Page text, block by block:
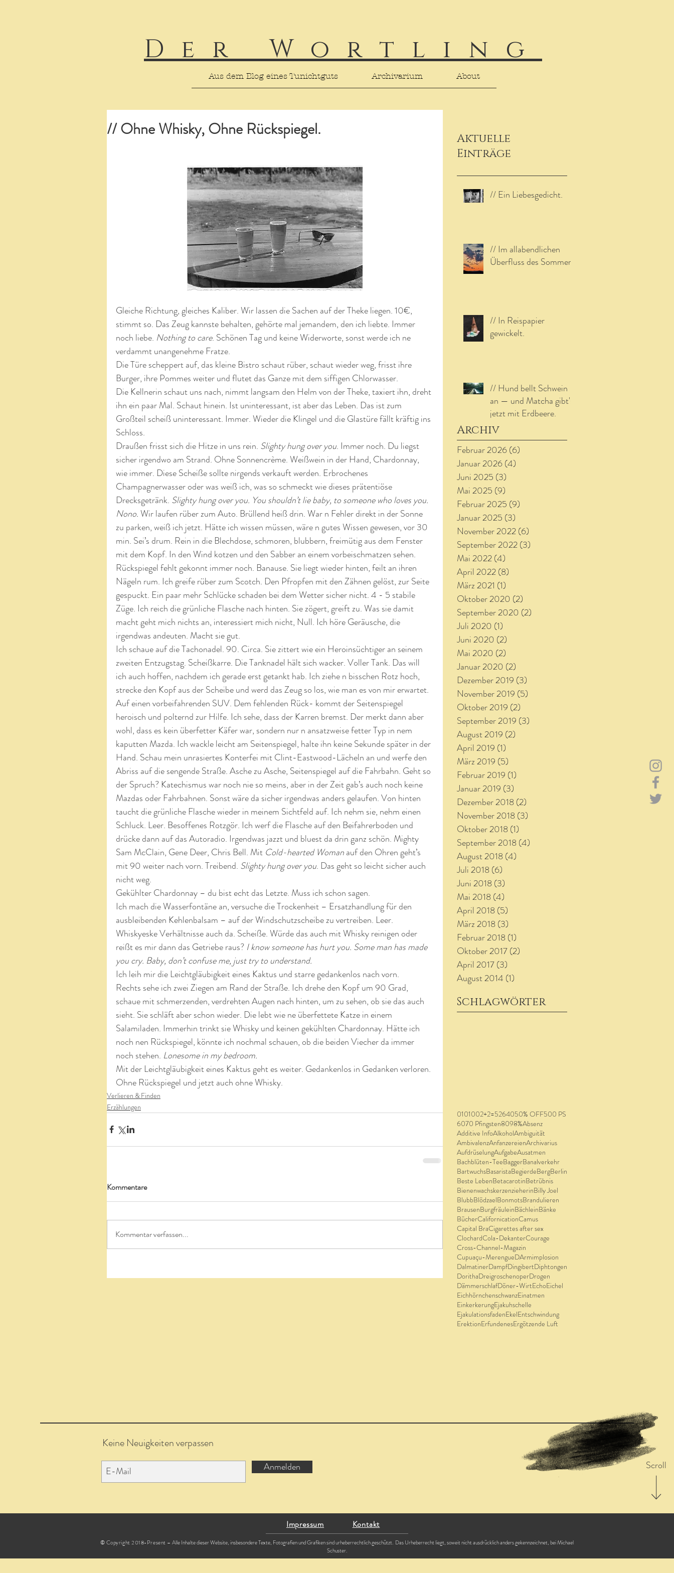
Der Wortling
// Ohne Whisky, Ohne Rückspiegel.
Gleiche Richtung, gleiches Kaliber. Wir lassen die Sachen auf der Theke liegen. 10€,
stimmt so. Das Zeug kannste behalten, gehörte mal jemandem, den ich liebte. Immer
noch liebe. Nothing to care. Schönen Tag und keine Widerworte, sonst werde ich ne
verdammt unangenehme Fratze.
Die Türe scheppert auf, das kleine Bistro schaut rüber, schaut wieder weg, frisst ihre
Burger, ihre Pommes weiter und flutet das Ganze mit dem siffigen Chlorwasser.
Die Kellnerin schaut uns nach, nimmt langsam den Helm von der Theke, taxiert ihn, dreht
ihn ein paar Mal. Schaut hinein. Ist uninteressant, ist aber das Leben. Das ist zum
Großteil scheiß uninteressant. Immer. Wieder die Klingel und die Glastüre fällt kräftig ins
Schloss.
Draußen frisst sich die Hitze in uns rein. Slighty hung over you. Immer noch. Du liegst
sicher irgendwo am Strand. Ohne Sonnencrème. Weißwein in der Hand, Chardonnay,
wie immer. Diese Scheiße sollte nirgends verkauft werden. Erbrochenes
Champagnerwasser oder was weiß ich, was so schmeckt wie dieses prätentiöse
Drecksgetränk. Slighty hung over you. You shouldn’t lie baby, to someone who loves you.
Nono. Wir laufen rüber zum Auto. Brüllend heiß drin. War n Fehler direkt in der Sonne
zu parken, weiß ich jetzt. Hätte ich wissen müssen, wäre n gutes Wissen gewesen, vor 30
min. Sei’s drum. Rein in die Blechdose, schmoren, blubbern, freimütig aus dem Fenster
mit dem Kopf. In den Wind kotzen und den Sabber an einem vorbeischmatzen sehen.
Rückspiegel fehlt gekonnt immer noch. Banause. Sie liegt wieder hinten, feilt an ihren
Nägeln rum. Ich greife rüber zum Scotch. Den Pfropfen mit den Zähnen gelöst, zur Seite
gespuckt. Ein paar mehr Schlücke schaden bei dem Wetter sicher nicht. 4 - 5 stabile
Züge. Ich reich die grünliche Flasche nach hinten. Sie zögert, greift zu. Was sie damit
macht geht mich nichts an, interessiert mich nicht, Null. Ich höre Geräusche, die
irgendwas andeuten. Macht sie gut.
Ich schaue auf die Tachonadel. 90. Circa. Sie zittert wie ein Heroinsüchtiger an seinem
zweiten Entzugstag. Scheißkarre. Die Tanknadel hält sich wacker. Voller Tank. Das will
ich auch hoffen, nachdem ich gerade erst getankt hab. Ich ziehe n bisschen Rotz hoch,
strecke den Kopf aus der Scheibe und werd das Zeug so los, wie man es von mir erwartet.
Auf einen vorbeifahrenden SUV. Dem fehlenden Rück- kommt der Seitenspiegel
heroisch und polternd zur Hilfe. Ich sehe, dass der Karren bremst. Der merkt dann aber
wohl, dass es kein überfetter Käfer war, sondern nur n ansatzweise fetter Typ in nem
kaputten Mazda. Ich wackle leicht am Seitenspiegel, halte ihn keine Sekunde später in der
Hand. Schau mein unrasiertes Konterfei mit Clint-Eastwood-Lächeln an und werfe den
Abriss auf die sengende Straße. Asche zu Asche, Seitenspiegel auf die Fahrbahn. Geht so
der Spruch? Katechismus war noch nie so meins, aber in der Zeit gab’s auch noch keine
Mazdas oder Fahrbahnen. Sonst wäre da sicher irgendwas anders gelaufen. Von hinten
taucht die grünliche Flasche wieder in meinem Sichtfeld auf. Ich nehm sie, nehm einen
Schluck. Leer. Besoffenes Rotzgör. Ich werf die Flasche auf den Beifahrerboden und
drücke dann auf das Autoradio. Irgendwas jazzt und bluest da drin ganz schön. Mighty
Sam McClain, Gene Deer, Chris Bell. Mit Cold-hearted Woman auf den Ohren geht’s
mit 90 weiter nach vorn. Treibend. Slighty hung over you. Das geht so leicht sicher auch
nicht weg.
Gekühlter Chardonnay – du bist echt das Letzte. Muss ich schon sagen.
Ich mach die Wasserfontäne an, versuche die Trockenheit – Ersatzhandlung für den
ausbleibenden Kehlenbalsam – auf der Windschutzscheibe zu vertreiben. Leer.
Whiskyeske Verhältnisse auch da. Scheiße. Würde das auch mit Whisky reinigen oder
reißt es mir dann das Getriebe raus? I know someone has hurt you. Some man has made
you cry. Baby, don’t confuse me, just try to understand.
Ich leih mir die Leichtgläubigkeit eines Kaktus und starre gedankenlos nach vorn.
Rechts sehe ich zwei Ziegen am Rand der Straße. Ich drehe den Kopf um 90 Grad,
schaue mit schmerzenden, verdrehten Augen nach hinten, um zu sehen, ob sie das auch
sieht. Sie schläft aber schon wieder. Die lebt wie ne überfettete Katze in einem
Salamiladen. Immerhin trinkt sie Whisky und keinen gekühlten Chardonnay. Hätte ich
noch nen Rückspiegel, könnte ich nochmal schauen, ob die beiden Viecher da immer
noch stehen. Lonesome in my bedroom.
Mit der Leichtgläubigkeit eines Kaktus geht es weiter. Gedankenlos in Gedanken verloren.
Ohne Rückspiegel und jetzt auch ohne Whisky.
Verlieren & Finden
Erzählungen
Kommentare
Kommentar verfassen...
Aktuelle
Einträge
// Ein Liebesgedicht.
// Im allabendlichen
Überfluss des Sommers.
// In Reispapier
gewickelt.
// Hund bellt Schwein
an — und Matcha gibt's
jetzt mit Erdbeere.
Archiv
Februar 2026(6)
Januar 2026(4)
Juni 2025 (3)
Mai 2025 (9)
Februar 2025 (9)
Januar 2025 (3)
November 2022(6)
September 2022(3)
Mai 2022(4)
April 2022(8)
März 2021 (1)
Oktober 2020 (2)
September 2020 (2)
Juli 2020 (1)
Juni 2020 (2)
Mai 2020 (2)
Januar 2020 (2)
Dezember 2019 (3)
November 2019 (5)
Oktober 2019 (2)
September 2019 (3)
August 2019 (2)
April 2019 (1)
März 2019 (5)
Februar 2019 (1)
Januar 2019 (3)
Dezember 2018(2)
November 2018(3)
Oktober 2018(1)
September 2018(4)
August 2018(4)
Juli 2018(6)
Juni 2018(3)
Mai 2018(4)
April 2018(5)
März 2018(3)
Februar 2018(1)
Oktober 2017(2)
April 2017(3)
August 2014 (1)
Schlagwörter
0101002+2=5264050% OFF500 PS
6070 Pfingsten8098%Absenz
Additive InfoAlkoholAmbiguität
AmbivalenzAnfanzereienArchivarius
AufdrüselungAufgabeAusatmen
Bachblüten-TeeBaggerBanalverkehr
BartwuchsBasaristaBegierdeBergBerlin
Beste LebenBetacarotinBetrübnis
BienenwachskerzenzieherinBilly Joel
BlubbBlödzaelBonmotsBrandulieren
BrausenBurgfräuleinBächleinBänke
BücherCalifornicationCamus
Capital BraCigarettes after sex
ClochardCola-DekanterCourage
Cross-Channel-Magazin
Cupuaçu-MerengueDArmimplosion
DalmatinerDampfDingibertDiphtongen
DorithaDreigroschenoperDrogen
DämmerschlafDöner-WirtEchoEichel
EichhörnchenschwanzEinatmen
EinkerkerungEjakuhschelle
EjakulationsfadenEkelEntschwindung
ErektionErfundenesErgötzende Luft
Aus dem Blog eines Tunichtguts Archivarium About
Scroll
Keine Neuigkeiten verpassen
Anmelden
Impressum Kontakt
© Copyright 2018-Present –Alle Inhalte dieser Website, insbesondere Texte, Fotografien und Grafiken sind urheberrechtlich geschützt. Das Urheberrecht liegt, soweit nicht ausdrücklich anders gekennzeichnet, bei Michael
Schuster.